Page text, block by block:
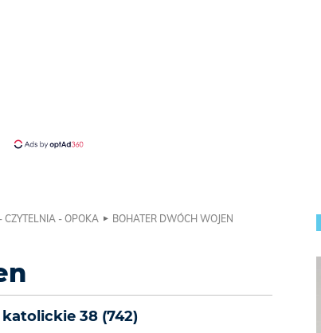
CZYTELNIA - OPOKA BOHATER DWÓCH WOJEN
38 (742)